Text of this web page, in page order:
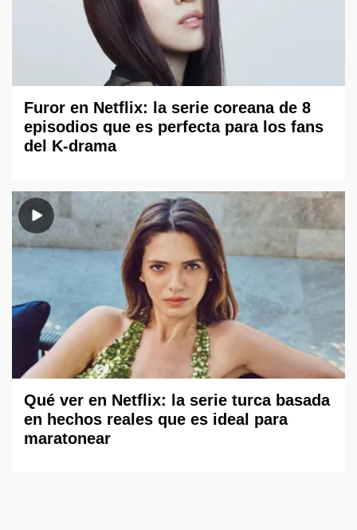
Furor en Netflix: la serie coreana de 8
episodios que es perfecta para los fans
del K-drama
Qué ver en Netflix: la serie turca basada
en hechos reales que es ideal para
maratonear